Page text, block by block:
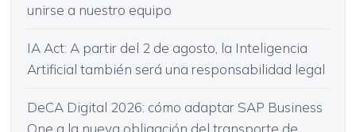
unirse a nuestro equipo
IA Act: A partir del 2 de agosto, la Inteligencia
Artificial también será una responsabilidad legal
DeCA Digital 2026: cómo adaptar SAP Business
One a la nueva obligación del transporte de